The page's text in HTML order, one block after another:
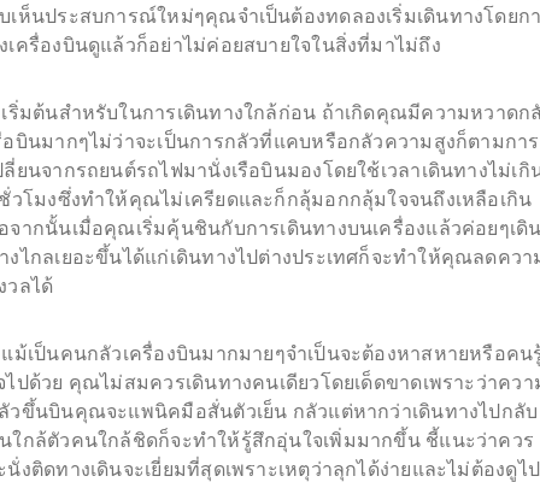
เห็นประสบการณ์ใหม่ๆคุณจำเป็นต้องทดลองเริ่มเดินทางโดยก
เครื่องบินดูแล้วก็อย่าไม่ค่อยสบายใจในสิ่งที่มาไม่ถึง
ริ่มต้นสำหรับในการเดินทางใกล้ก่อน ถ้าเกิดคุณมีความหวาดก
อบินมากๆไม่ว่าจะเป็นการกลัวที่แคบหรือกลัวความสูงก็ตามการ
ลี่ยนจากรถยนต์รถไฟมานั่งเรือบินมองโดยใช้เวลาเดินทางไม่เกิ
วโมงซึ่งทำให้คุณไม่เครียดและก็กลุ้มอกกลุ้มใจจนถึงเหลือเกิน
จากนั้นเมื่อคุณเริ่มคุ้นชินกับการเดินทางบนเครื่องแล้วค่อยๆเดิ
งไกลเยอะขึ้นได้แก่เดินทางไปต่างประเทศก็จะทำให้คุณลดควา
วลได้
ม้เป็นคนกลัวเครื่องบินมากมายๆจำเป็นจะต้องหาสหายหรือคน
ไปด้วย คุณไม่สมควรเดินทางคนเดียวโดยเด็ดขาดเพราะว่าควา
วขึ้นบินคุณจะแพนิคมือสั่นตัวเย็น กลัวแต่หากว่าเดินทางไปกลับ
ใกล้ตัวคนใกล้ชิดก็จะทำให้รู้สึกอุ่นใจเพิ่มมากขึ้น ชี้แนะว่าควร
นั่งติดทางเดินจะเยี่ยมที่สุดเพราะเหตุว่าลุกได้ง่ายและไม่ต้องดูไป